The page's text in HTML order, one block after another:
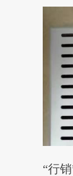
项目环
概况佛
山市南
“行